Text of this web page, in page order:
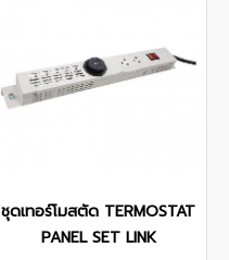
ชุดเทอร์โมสตัด TERMOSTAT
PANEL SET LINK